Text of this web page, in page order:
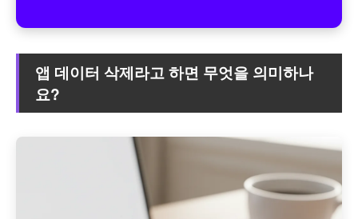
앱 데이터 삭제라고 하면 무엇을 의미하나
요?